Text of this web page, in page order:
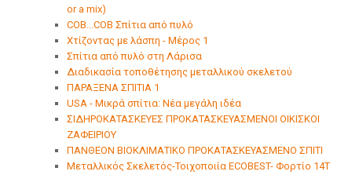
or a mix)
COB...COB Σπίτια από πυλό
Χτίζοντας με λάσπη - Μέρος 1
Σπίτια από πυλό στη Λάρισα
Διαδικασία τοποθέτησης μεταλλικού σκελετού
ΠΑΡΑΞΕΝΑ ΣΠΙΤΙΑ 1
USA - Μικρά σπίτια: Νέα μεγάλη ιδέα
ΣΙΔΗΡΟΚΑΤΑΣΚΕΥΕΣ ΠΡΟΚΑΤΑΣΚΕΥΑΣΜΕΝΟΙ ΟΙΚΙΣΚΟΙ
ΖΑΦΕΙΡΙΟΥ
ΠΑΝΘΕΟΝ ΒΙΟΚΛΙΜΑΤΙΚΟ ΠΡΟΚΑΤΑΣΚΕΥΑΣΜΕΝΟ ΣΠΙΤΙ
Μεταλλικός Σκελετός-Τοιχοποιία ECOBEST- Φορτίο 14Τ